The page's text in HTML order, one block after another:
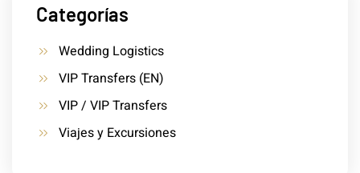
Categorías
Wedding Logistics
VIP Transfers (EN)
VIP / VIP Transfers
Viajes y Excursiones